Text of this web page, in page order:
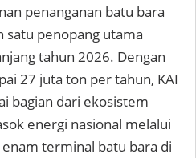
penanganan batu bara
satu penopang utama
tahun 2026. Dengan
27 juta ton per tahun, KAI
bagian dari ekosistem
energi nasional melalui
terminal batu bara di